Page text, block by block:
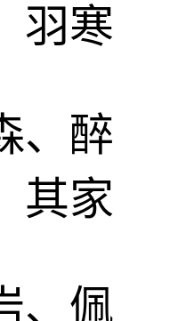
羽寒
、醉
其家
、佩